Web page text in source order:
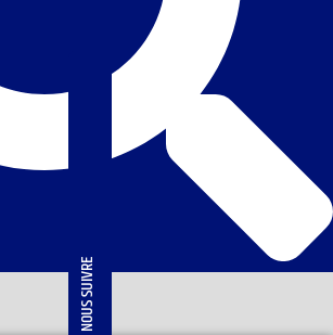
NOUS SUIVRE